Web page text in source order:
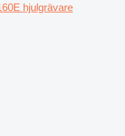
hjulgrävare